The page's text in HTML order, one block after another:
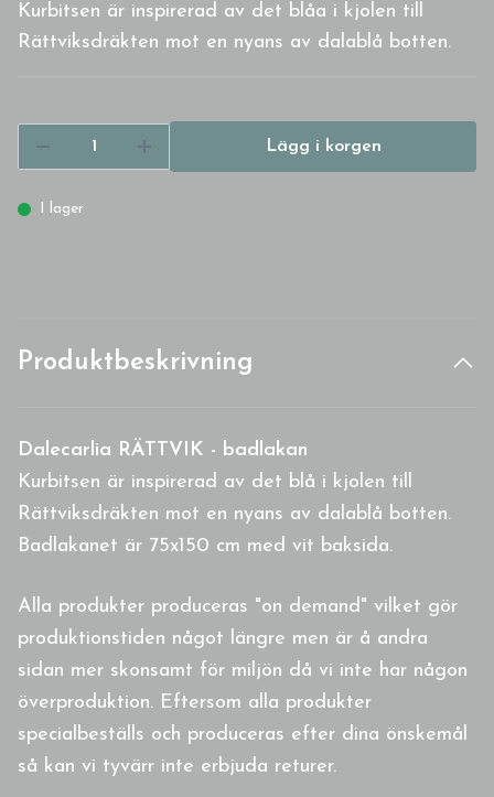
Kurbitsen är inspirerad av det blåa i kjolen till
Rättviksdräkten mot en nyans av dalablå botten.
Lägg i korgen
I lager
Produktbeskrivning
Dalecarlia RÄTTVIK - badlakan
Kurbitsen är inspirerad av det blå i kjolen till
Rättviksdräkten mot en nyans av dalablå botten.
Badlakanet är 75x150 cm med vit baksida.
Alla produkter produceras "on demand" vilket gör
produktionstiden något längre men är å andra
sidan mer skonsamt för miljön då vi inte har någon
överproduktion. Eftersom alla produkter
specialbeställs och produceras efter dina önskemål
så kan vi tyvärr inte erbjuda returer.